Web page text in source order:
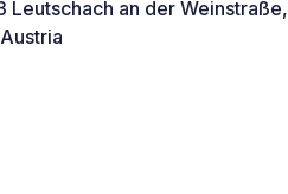
Leutschach an der Weinstraße,
Austria